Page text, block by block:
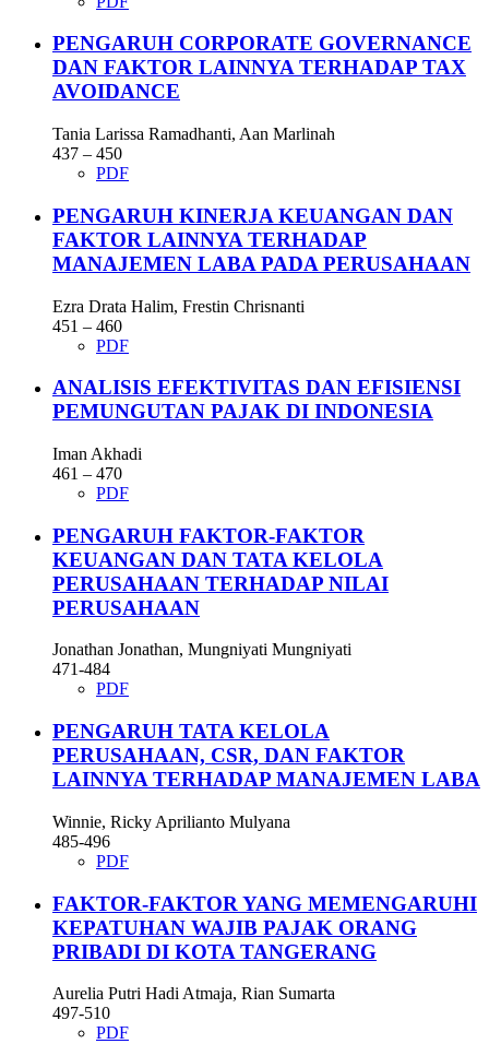
PENGARUH CORPORATE GOVERNANCE
DAN FAKTOR LAINNYA TERHADAP TAX
AVOIDANCE
Tania Larissa Ramadhanti, Aan Marlinah
437 – 450
PDF
PENGARUH KINERJA KEUANGAN DAN
FAKTOR LAINNYA TERHADAP
MANAJEMEN LABA PADA PERUSAHAAN
Ezra Drata Halim, Frestin Chrisnanti
451 – 460
PDF
ANALISIS EFEKTIVITAS DAN EFISIENSI
PEMUNGUTAN PAJAK DI INDONESIA
Iman Akhadi
461 – 470
PDF
PENGARUH FAKTOR-FAKTOR
KEUANGAN DAN TATA KELOLA
PERUSAHAAN TERHADAP NILAI
PERUSAHAAN
Jonathan Jonathan, Mungniyati Mungniyati
471-484
PDF
PENGARUH TATA KELOLA
PERUSAHAAN, CSR, DAN FAKTOR
LAINNYA TERHADAP MANAJEMEN LABA
Winnie, Ricky Aprilianto Mulyana
485-496
PDF
FAKTOR-FAKTOR YANG MEMENGARUHI
KEPATUHAN WAJIB PAJAK ORANG
PRIBADI DI KOTA TANGERANG
Aurelia Putri Hadi Atmaja, Rian Sumarta
497-510
PDF